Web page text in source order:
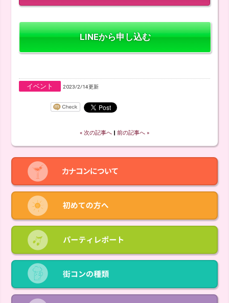
LINEから申し込む
イベント 2023/2/14更新
« 次の記事へ ‖ 前の記事へ »